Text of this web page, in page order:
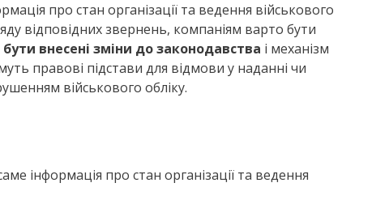
про стан організації та ведення військового
відповідних звернень, компаніям варто бути
внесені зміни до законодавства і механізм
правові підстави для відмови у наданні чи
військового обліку.
інформація про стан організації та ведення